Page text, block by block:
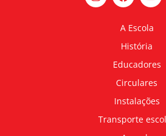
A Escola
História
Educadores
Circulares
Instalações
Transporte